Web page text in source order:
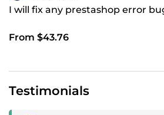
I will fix any prestashop error
From $43.76
Testimonials